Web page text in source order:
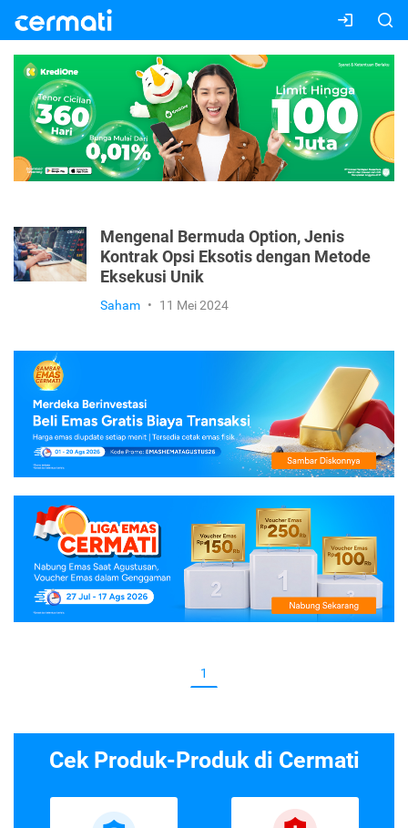
Mengenal Bermuda Option, Jenis
Kontrak Opsi Eksotis dengan Metode
Eksekusi Unik
Saham • 11 Mei 2024
1
Cek Produk-Produk di Cermati